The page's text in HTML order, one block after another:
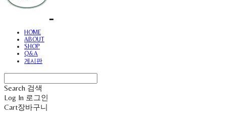
HOME
ABOUT
SHOP
Q&A
게시판
Search 검색
Log In 로그인
Cart장바구니